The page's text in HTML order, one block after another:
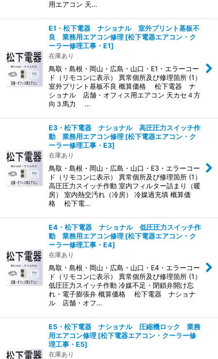
用エアコン 天…
E1・松下電器 ナショナル 室外プリント基板不
良 業務用エアコン修理 [松下電器エアコン・ク
ーラー修理工事・E1]
在庫あり
鳥取・島根・岡山・広島・山口・E1・エラーコー
ド（リモコンに表示） 異常個所及び修理箇所 (1）
室外プリント基板不良 概算価格 松下電器 ナ
ショナル 店舗・オフィス用エアコン 天カセ４方
向３馬力 …
E3・松下電器 ナショナル 高圧圧力スイッチ作
動 業務用エアコン修理 [松下電器エアコン・ク
ーラー修理工事・E3]
在庫あり
鳥取・島根・岡山・広島・山口・E3・エラーコー
ド（リモコンに表示） 異常個所及び修理箇所 (1）
高圧圧力スイッチ作動 室内フィルター詰まり（暖
房） 室内熱交汚れ（冷房） 冷媒過充填 概算価
格 松下電…
E4・松下電器 ナショナル 低圧圧力スイッチ作
動 業務用エアコン修理 [松下電器エアコン・ク
ーラー修理工事・E4]
在庫あり
鳥取・島根・岡山・広島・山口・E4・エラーコー
ド（リモコンに表示） 異常個所及び修理箇所 (1）
低圧圧力スイッチ作動 冷媒不足・閉鎖弁開け忘
れ・電子膨張弁 概算価格 松下電器 ナショナ
ル 店舗・オフ…
E5・松下電器 ナショナル 圧縮機ロック 業務
用エアコン修理 [松下電器エアコン・クーラー修
理工事・E5]
在庫あり